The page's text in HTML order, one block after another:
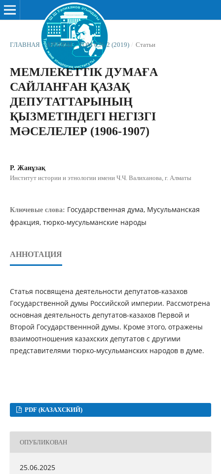
ГЛАВНАЯ / АРХИВЫ / ТОМ 6 № 2 (2019) / Статьи
МЕМЛЕКЕТТІК ДУМАҒА
САЙЛАНҒАН ҚАЗАҚ
ДЕПУТАТТАРЫНЫҢ
ҚЫЗМЕТІНДЕГІ НЕГІЗГІ
МƏСЕЛЕЛЕР (1906-1907)
Р. Жанұзақ
Институт истории и этнологии имени Ч.Ч. Валиханова, г. Алматы
Ключевые слова: Государственная дума, Мусульманская
фракция, тюрко-мусульманские народы
АННОТАЦИЯ
Статья посвящена деятельности депутатов-казахов
Государственной думы Российской империи. Рассмотрена
основная деятельность депутатов-казахов Первой и
Второй Государственнной думы. Кроме этого, отражены
взаимоотношения казахских депутатов с другими
представителями тюрко-мусульманских народов в думе.
PDF (КАЗАХСКИЙ)
ОПУБЛИКОВАН
25.06.2025